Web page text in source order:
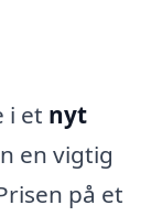
i et nyt
en vigtig
på et